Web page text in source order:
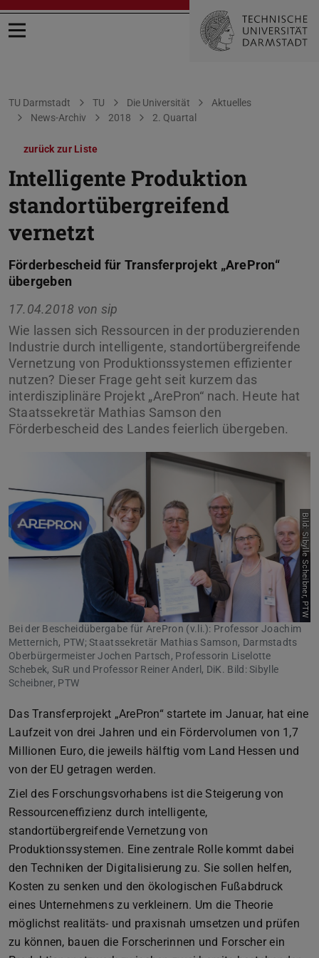
Menü öffnen
Sie befinden sich hier:
TU Darmstadt TU Die Universität
Aktuelles
News-Archiv
2018 2. Quartal
zurück zur Liste
Intelligente Produktion
standortübergreifend
vernetzt
Förderbescheid für Transferprojekt „ArePron“
übergeben
17.04.2018 von sip
Wie lassen sich Ressourcen in der produzierenden
Industrie durch intelligente, standortübergreifende
Vernetzung von Produktionssystemen effizienter
nutzen? Dieser Frage geht seit kurzem das
interdisziplinäre Projekt „ArePron“ nach. Heute hat
Staatssekretär Mathias Samson den
Förderbescheid des Landes feierlich übergeben.
Bild: Sibylle Scheibner, PTW
Bei der Bescheidübergabe für ArePron (v.li.): Professor Joachim
Metternich, PTW; Staatssekretär Mathias Samson, Darmstadts
Oberbürgermeister Jochen Partsch, Professorin Liselotte
Schebek, SuR und Professor Reiner Anderl, DiK. Bild: Sibylle
Scheibner, PTW
Das Transferprojekt „ArePron“ startete im Januar, hat eine
Laufzeit von drei Jahren und ein Fördervolumen von 1,7
Millionen Euro, die jeweils hälftig vom Land Hessen und
von der EU getragen werden.
Ziel des Forschungsvorhabens ist die Steigerung von
Ressourceneffizienz durch intelligente,
standortübergreifende Vernetzung von
Produktionssystemen. Eine zentrale Rolle kommt dabei
den Techniken der Digitalisierung zu. Sie sollen helfen,
Kosten zu senken und den ökologischen Fußabdruck
eines Unternehmens zu verkleinern. Um die Theorie
möglichst realitäts- und praxisnah umsetzen und prüfen
zu können, bauen die Forscherinnen und Forscher ein